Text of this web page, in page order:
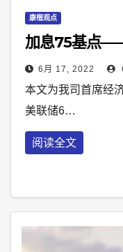
康楷观点
加息75基点
6月 17, 2022
本文为我司首席经
美联储6…
阅读全文